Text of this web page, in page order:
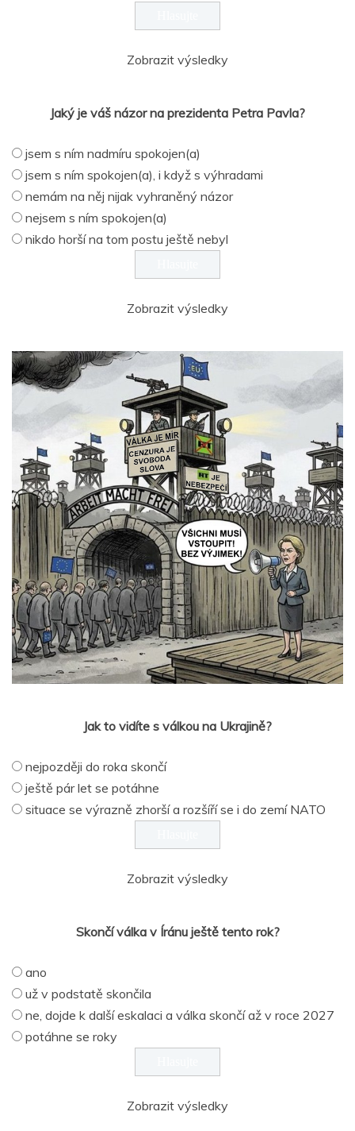
Zobrazit výsledky
Jaký je váš názor na prezidenta Petra Pavla?
jsem s ním nadmíru spokojen(a)
jsem s ním spokojen(a), i když s výhradami
nemám na něj nijak vyhraněný názor
nejsem s ním spokojen(a)
nikdo horší na tom postu ještě nebyl
Zobrazit výsledky
Jak to vidíte s válkou na Ukrajině?
nejpozději do roka skončí
ještě pár let se potáhne
situace se výrazně zhorší a rozšíří se i do zemí NATO
Zobrazit výsledky
Skončí válka v Íránu ještě tento rok?
ano
už v podstatě skončila
ne, dojde k další eskalaci a válka skončí až v roce 2027
potáhne se roky
Zobrazit výsledky